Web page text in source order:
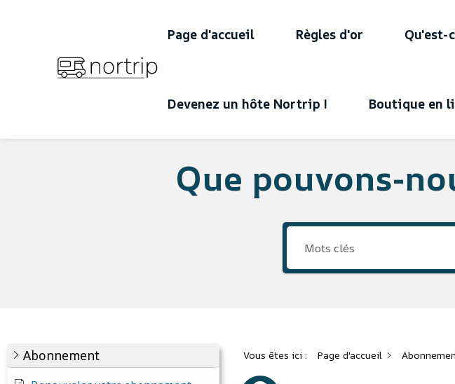
Page d'accueil Règles d'or Qu'est-
Devenez un hôte Nortrip ! Boutique en
Que pouvons-
Abonnement Vous êtes ici : Page d'accueil